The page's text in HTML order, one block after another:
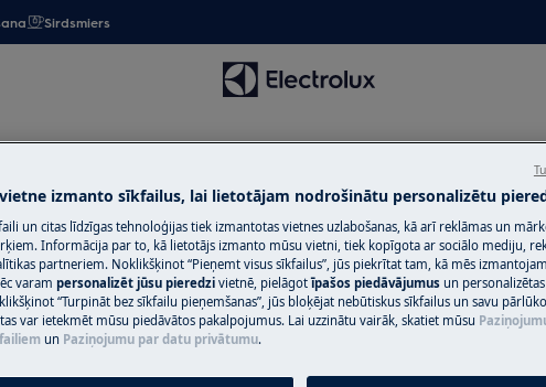
Sirdsmiers
Atbalsts Logu un virsmu
izmanto sīkfailus, lai lietotājam nodrošinātu personalizētu
un citas līdzīgas tehnoloģijas tiek izmantotas vietnes uzlabošanas, kā arī reklāmas un
Informācija par to, kā lietotājs izmanto mūsu vietni, tiek kopīgota ar sociālo mediju,
partneriem. Noklikšķinot “Pieņemt visus sīkfailus”, jūs piekrītat tam, kā mēs
varam personalizēt jūsu pieredzi vietnē, pielāgotīpašos piedāvājumus un
“Turpināt bez sīkfailu pieņemšanas”, jūs bloķējat nebūtiskus sīkfailus un savu
var ietekmēt mūsu piedāvātos pakalpojumus. Lai uzzinātu vairāk, skatiet mūsu
un Paziņojumu par datu privātumu.